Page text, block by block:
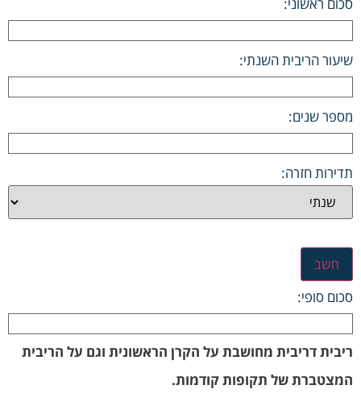
סכום ראשוני:
שיעור הריבית השנתי:
מספר שנים:
תדירות חזרה:
חשב
סכום סופי:
ריבית דריבית מחושבת על הקרן הראשונית וגם על הריבית
המצטברת של תקופות קודמות.